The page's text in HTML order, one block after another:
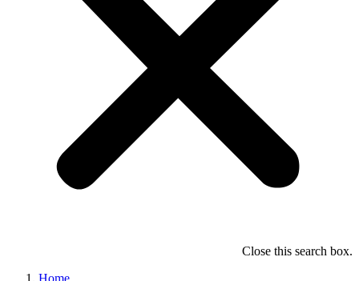
Close this search box.
Home